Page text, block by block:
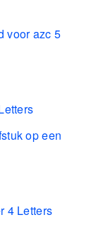
voor azc 5
op een
4 Letters